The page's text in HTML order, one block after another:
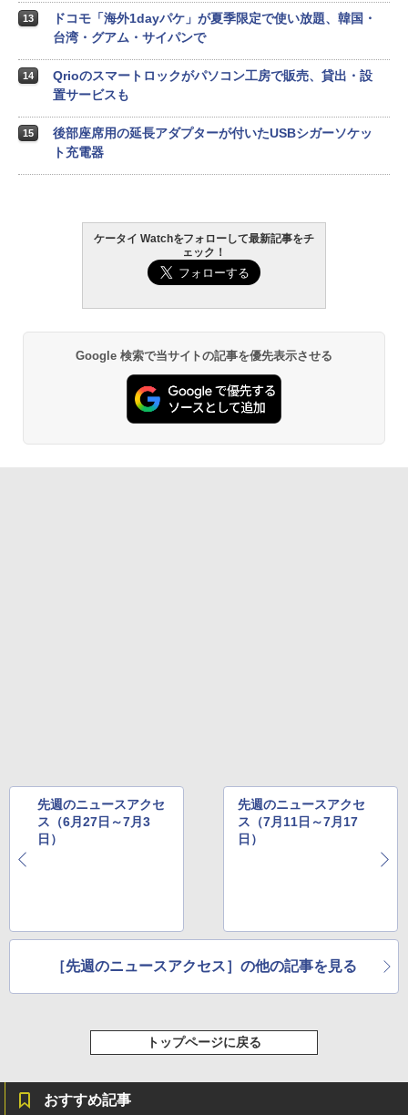
13
ドコモ「海外1dayパケ」が夏季限定で使い放題、韓国・
台湾・グアム・サイパンで
14
Qrioのスマートロックがパソコン工房で販売、貸出・設
置サービスも
15
後部座席用の延長アダプターが付いたUSBシガーソケッ
ト充電器
ケータイ Watchをフォローして最新記事をチ
ェック！
Google 検索で当サイトの記事を優先表示させる
先週のニュースアクセ
ス（6月27日～7月3
日）
先週のニュースアクセ
ス（7月11日～7月17
日）
［先週のニュースアクセス］の他の記事を見る
トップページに戻る
おすすめ記事